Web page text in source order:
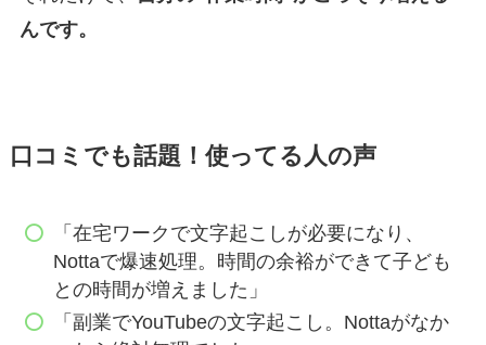
んです。
口コミでも話題！使ってる人の声
「在宅ワークで文字起こしが必要になり、
Nottaで爆速処理。時間の余裕ができて子ども
との時間が増えました」
「副業でYouTubeの文字起こし。Nottaがなか